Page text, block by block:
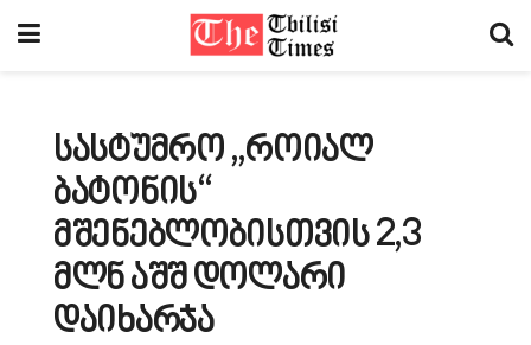
სასტუმრო „როიალ
ბატონის“
მშენებლობისთვის 2,3
მლნ აშშ დოლარი
დაიხარჯა